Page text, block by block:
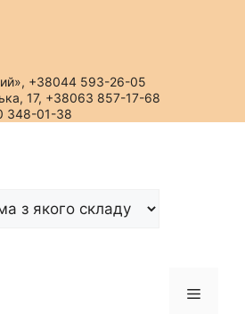
+38044 593-26-05
17, +38063 857-17-68
348-01-38
Меню